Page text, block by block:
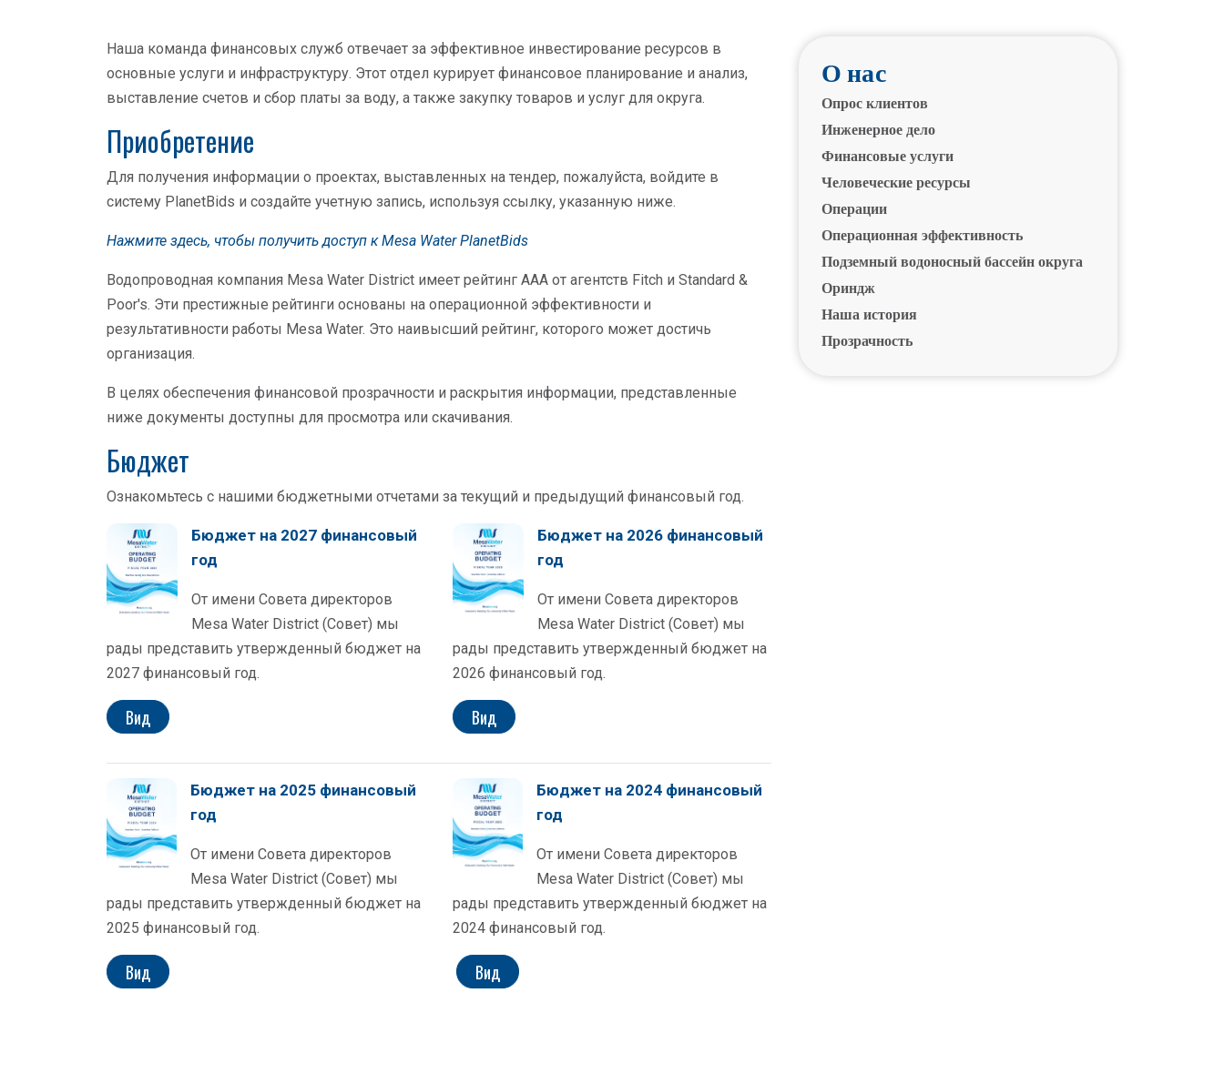
Наша команда финансовых служб отвечает за эффективное инвестирование ресурсов в
основные услуги и инфраструктуру. Этот отдел курирует финансовое планирование и анализ,
выставление счетов и сбор платы за воду, а также закупку товаров и услуг для округа.
Приобретение
Для получения информации о проектах, выставленных на тендер, пожалуйста, войдите в
систему PlanetBids и создайте учетную запись, используя ссылку, указанную ниже.
Нажмите здесь, чтобы получить доступ к Mesa Water PlanetBids
Водопроводная компания Mesa Water District имеет рейтинг AAA от агентств Fitch и Standard &
Poor's. Эти престижные рейтинги основаны на операционной эффективности и
результативности работы Mesa Water. Это наивысший рейтинг, которого может достичь
организация.
В целях обеспечения финансовой прозрачности и раскрытия информации, представленные
ниже документы доступны для просмотра или скачивания.
Бюджет
Ознакомьтесь с нашими бюджетными отчетами за текущий и предыдущий финансовый год.
Бюджет на 2027 финансовый
год
От имени Совета директоров
Mesa Water District (Совет) мы
рады представить утвержденный бюджет на
2027 финансовый год.
Вид
Бюджет на 2026 финансовый
год
От имени Совета директоров
Mesa Water District (Совет) мы
рады представить утвержденный бюджет на
2026 финансовый год.
Вид
Бюджет на 2025 финансовый
год
От имени Совета директоров
Mesa Water District (Совет) мы
рады представить утвержденный бюджет на
2025 финансовый год.
Вид
Бюджет на 2024 финансовый
год
От имени Совета директоров
Mesa Water District (Совет) мы
рады представить утвержденный бюджет на
2024 финансовый год.
Вид
О нас
Опрос клиентов
Инженерное дело
Финансовые услуги
Человеческие ресурсы
Операции
Операционная эффективность
Подземный водоносный бассейн округа
Ориндж
Наша история
Прозрачность